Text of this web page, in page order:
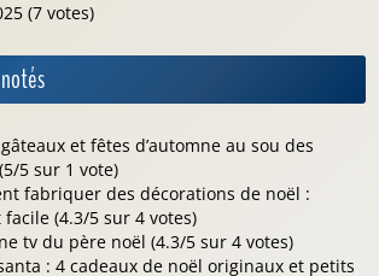
(7 votes)
et fêtes d’automne au sou des
5 sur 1 vote)
fabriquer des décorations de noël :
(4.3/5 sur 4 votes)
tv du père noël (4.3/5 sur 4 votes)
: 4 cadeaux de noël originaux et petits